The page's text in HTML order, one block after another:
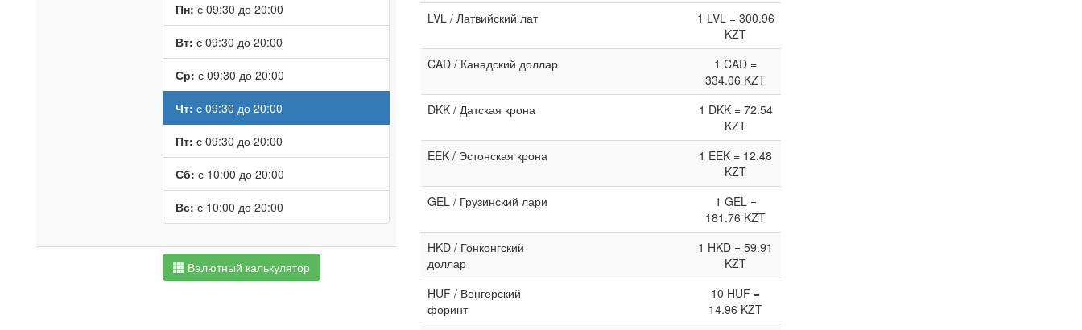
Пн: с 09:30 до 20:00
Вт: с 09:30 до 20:00
Ср: с 09:30 до 20:00
Чт: с 09:30 до 20:00
Пт: с 09:30 до 20:00
Сб: с 10:00 до 20:00
Вс: с 10:00 до 20:00
Валютный калькулятор
LVL / Латвийский лат
1 LVL = 300.96
KZT
CAD / Канадский доллар
1 CAD =
334.06 KZT
DKK / Датская крона
1 DKK = 72.54
KZT
EEK / Эстонская крона
1 EEK = 12.48
KZT
GEL / Грузинский лари
1 GEL =
181.76 KZT
HKD / Гонконгский
доллар
1 HKD = 59.91
KZT
HUF / Венгерский
форинт
10 HUF =
14.96 KZT